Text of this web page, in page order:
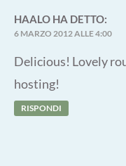
HAALO HA DETTO:
6 MARZO 2012 ALLE 4:00
Delicious! Lovely
hosting!
RISPONDI